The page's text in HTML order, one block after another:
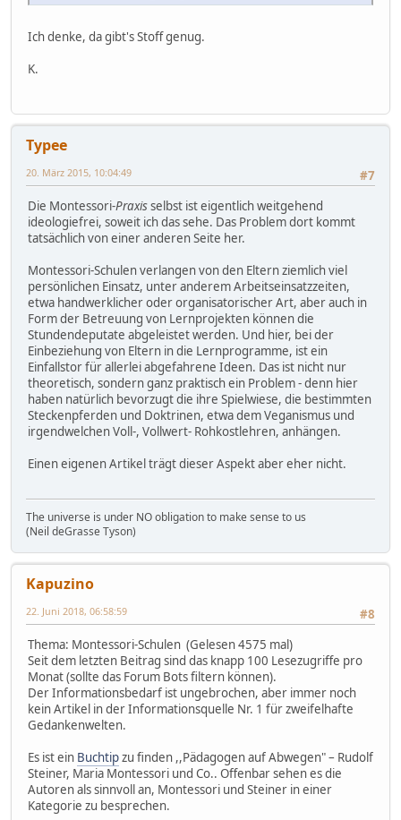
Ich denke, da gibt's Stoff genug.
K.
Typee
#7
20. März 2015, 10:04:49
Die Montessori-Praxisselbst ist eigentlich weitgehend
ideologiefrei, soweit ich das sehe. Das Problem dort kommt
tatsächlich von einer anderen Seite her.
Montessori-Schulen verlangen von den Eltern ziemlich viel
persönlichen Einsatz, unter anderem Arbeitseinsatzzeiten,
etwa handwerklicher oder organisatorischer Art, aber auch in
Form der Betreuung von Lernprojekten können die
Stundendeputate abgeleistet werden. Und hier, bei der
Einbeziehung von Eltern in die Lernprogramme, ist ein
Einfallstor für allerlei abgefahrene Ideen. Das ist nicht nur
theoretisch, sondern ganz praktisch ein Problem - denn hier
haben natürlich bevorzugt die ihre Spielwiese, die bestimmten
Steckenpferden und Doktrinen, etwa dem Veganismus und
irgendwelchen Voll-, Vollwert- Rohkostlehren, anhängen.
Einen eigenen Artikel trägt dieser Aspekt aber eher nicht.
The universe is under NO obligation to make sense to us
(Neil deGrasse Tyson)
Kapuzino
#8
22. Juni 2018, 06:58:59
Thema: Montessori-Schulen (Gelesen 4575 mal)
Seit dem letzten Beitrag sind das knapp 100 Lesezugriffe pro
Monat (sollte das Forum Bots filtern können).
Der Informationsbedarf ist ungebrochen, aber immer noch
kein Artikel in der Informationsquelle Nr. 1 für zweifelhafte
Gedankenwelten.
Es ist ein Buchtipzu finden ,,Pädagogen auf Abwegen" – Rudolf
Steiner, Maria Montessori und Co.. Offenbar sehen es die
Autoren als sinnvoll an, Montessori und Steiner in einer
Kategorie zu besprechen.